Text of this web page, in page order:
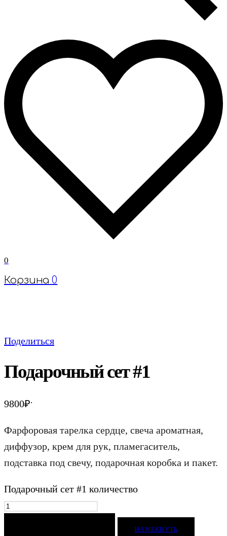
0
Корзина 0
Поделиться
Подарочный сет #1
9800₽.
Фарфоровая тарелка сердце, свеча ароматная,
диффузор, крем для рук, пламегаситель,
подставка под свечу, подарочная коробка и пакет.
Подарочный сет #1 количество
НАМЕКНУТЬ